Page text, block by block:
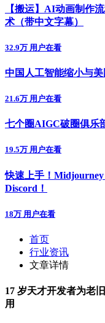
【搬运】AI动画制作
术（带中文字幕）
32.9万 用户在看
中国人工智能缩小与
21.6万 用户在看
七个圈AIGC破圈俱乐
19.5万 用户在看
快速上手！
Discord！
18万 用户在看
首页
行业资讯
文章详情
17 岁天才开发者为老
用